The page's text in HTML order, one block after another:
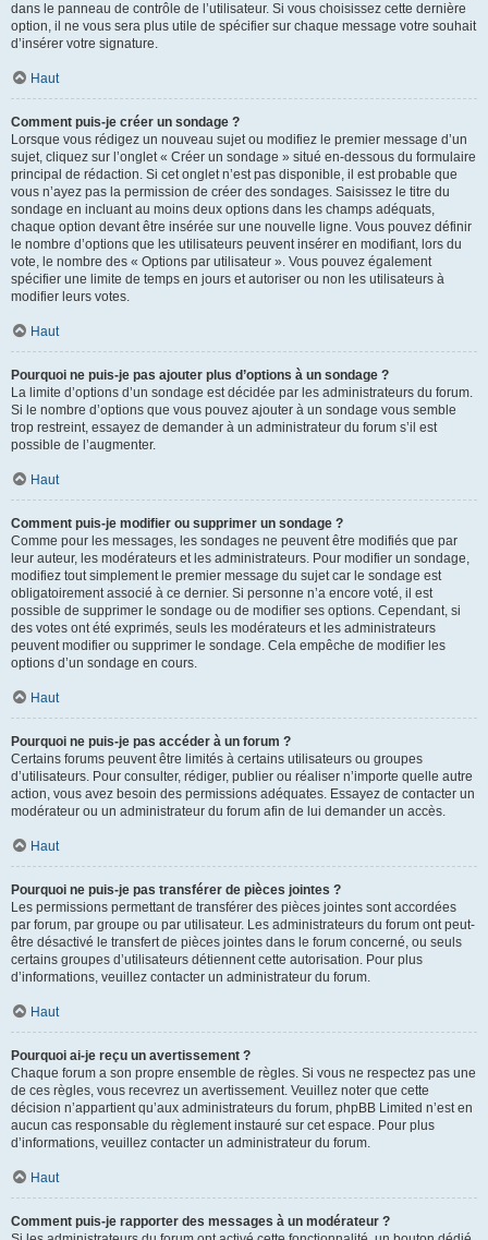
dans le panneau de contrôle de l’utilisateur. Si vous choisissez cette dernière
option, il ne vous sera plus utile de spécifier sur chaque message votre souhait
d’insérer votre signature.
Haut
Comment puis-je créer un sondage ?
Lorsque vous rédigez un nouveau sujet ou modifiez le premier message d’un
sujet, cliquez sur l’onglet « Créer un sondage » situé en-dessous du formulaire
principal de rédaction. Si cet onglet n’est pas disponible, il est probable que
vous n’ayez pas la permission de créer des sondages. Saisissez le titre du
sondage en incluant au moins deux options dans les champs adéquats,
chaque option devant être insérée sur une nouvelle ligne. Vous pouvez définir
le nombre d’options que les utilisateurs peuvent insérer en modifiant, lors du
vote, le nombre des « Options par utilisateur ». Vous pouvez également
spécifier une limite de temps en jours et autoriser ou non les utilisateurs à
modifier leurs votes.
Haut
Pourquoi ne puis-je pas ajouter plus d’options à un sondage ?
La limite d’options d’un sondage est décidée par les administrateurs du forum.
Si le nombre d’options que vous pouvez ajouter à un sondage vous semble
trop restreint, essayez de demander à un administrateur du forum s’il est
possible de l’augmenter.
Haut
Comment puis-je modifier ou supprimer un sondage ?
Comme pour les messages, les sondages ne peuvent être modifiés que par
leur auteur, les modérateurs et les administrateurs. Pour modifier un sondage,
modifiez tout simplement le premier message du sujet car le sondage est
obligatoirement associé à ce dernier. Si personne n’a encore voté, il est
possible de supprimer le sondage ou de modifier ses options. Cependant, si
des votes ont été exprimés, seuls les modérateurs et les administrateurs
peuvent modifier ou supprimer le sondage. Cela empêche de modifier les
options d’un sondage en cours.
Haut
Pourquoi ne puis-je pas accéder à un forum ?
Certains forums peuvent être limités à certains utilisateurs ou groupes
d’utilisateurs. Pour consulter, rédiger, publier ou réaliser n’importe quelle autre
action, vous avez besoin des permissions adéquates. Essayez de contacter un
modérateur ou un administrateur du forum afin de lui demander un accès.
Haut
Pourquoi ne puis-je pas transférer de pièces jointes ?
Les permissions permettant de transférer des pièces jointes sont accordées
par forum, par groupe ou par utilisateur. Les administrateurs du forum ont peut-
être désactivé le transfert de pièces jointes dans le forum concerné, ou seuls
certains groupes d’utilisateurs détiennent cette autorisation. Pour plus
d’informations, veuillez contacter un administrateur du forum.
Haut
Pourquoi ai-je reçu un avertissement ?
Chaque forum a son propre ensemble de règles. Si vous ne respectez pas une
de ces règles, vous recevrez un avertissement. Veuillez noter que cette
décision n’appartient qu’aux administrateurs du forum, phpBB Limited n’est en
aucun cas responsable du règlement instauré sur cet espace. Pour plus
d’informations, veuillez contacter un administrateur du forum.
Haut
Comment puis-je rapporter des messages à un modérateur ?